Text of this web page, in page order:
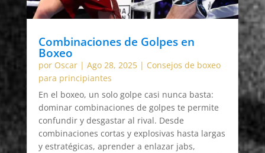
Combinaciones de Golpes en
Boxeo
por Oscar| Ago 28, 2025| Consejos de boxeo
para principiantes
En el boxeo, un solo golpe casi nunca basta:
dominar combinaciones de golpes te permite
confundir y desgastar al rival. Desde
combinaciones cortas y explosivas hasta largas
y estratégicas, aprender a enlazar jabs,